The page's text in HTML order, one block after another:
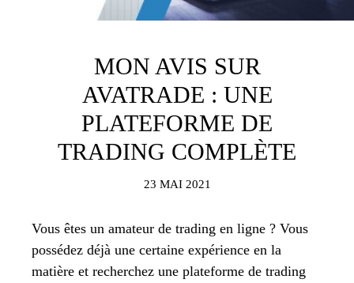
MON AVIS SUR
AVATRADE : UNE
PLATEFORME DE
TRADING COMPLÈTE
23 MAI 2021
Vous êtes un amateur de trading en ligne ? Vous
possédez déjà une certaine expérience en la
matière et recherchez une plateforme de trading